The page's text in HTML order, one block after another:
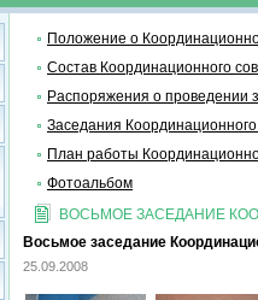
Положение о
Состав Координационного
Распоряжения о проведении
Заседания
План работы
Фотоальбом
ВОСЬМОЕ ЗАСЕДАНИЕ
Восьмое заседание
25.09.2008